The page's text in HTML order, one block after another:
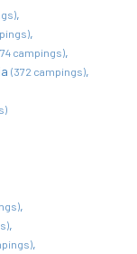
campings)
(372 campings)